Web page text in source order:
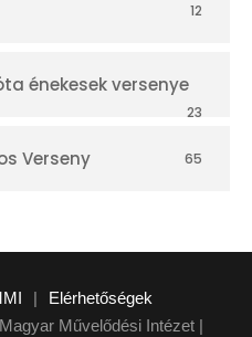
12
énekesek versenye
23
Verseny 65
|
Elérhetőségek
Művelődési Intézet |